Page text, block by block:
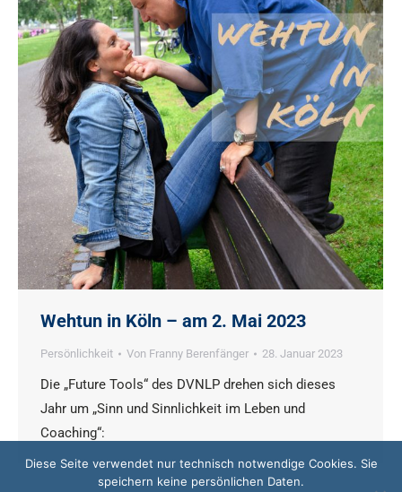
Wehtun in Köln – am 2. Mai 2023
Persönlichkeit Von Franny Berenfänger 28. Januar 2023
Die „Future Tools“ des DVNLP drehen sich dieses
Jahr um „Sinn und Sinnlichkeit im Leben und
Coaching“:
Diese Seite verwendet nur technisch notwendige Cookies. Sie
speichern keine persönlichen Daten.